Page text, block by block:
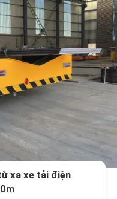
xa xe tải điện